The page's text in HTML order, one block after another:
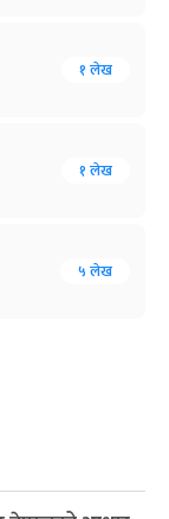
१ लेख
१ लेख
५ लेख